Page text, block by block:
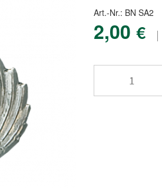
Art.-Nr.: BN SA2
2,00 €